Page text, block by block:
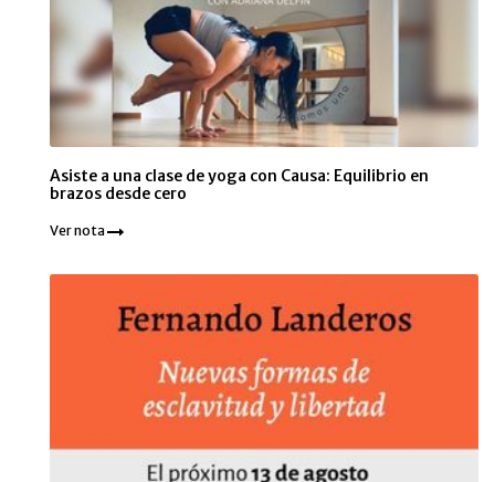
Asiste a una clase de yoga con Causa: Equilibrio en
brazos desde cero
Ver nota